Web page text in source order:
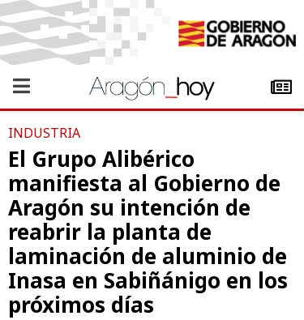
INDUSTRIA
El Grupo Alibérico
manifiesta al Gobierno de
Aragón su intención de
reabrir la planta de
laminación de aluminio de
Inasa en Sabiñánigo en los
próximos días